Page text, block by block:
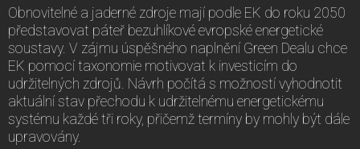
Obnovitelné a jaderné zdroje mají podle EK do roku 2050
představovat páteř bezuhlíkové evropské energetické
soustavy. V zájmu úspěšného naplnění Green Dealu chce
EK pomocí taxonomie motivovat k investicím do
udržitelných zdrojů. Návrh počítá s možností vyhodnotit
aktuální stav přechodu k udržitelnému energetickému
systému každé tři roky, přičemž termíny by mohly být dále
upravovány.